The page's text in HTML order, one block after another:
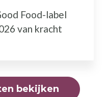
Food-label
van kracht
bekijken